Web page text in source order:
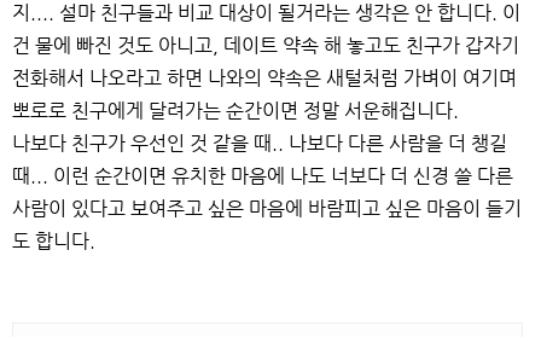
지.... 설마 친구들과 비교 대상이 될거라는 생각은 안 합니다. 이
건 물에 빠진 것도 아니고, 데이트 약속 해 놓고도 친구가 갑자기
전화해서 나오라고 하면 나와의 약속은 새털처럼 가벼이 여기며
뽀로로 친구에게 달려가는 순간이면 정말 서운해집니다.
나보다 친구가 우선인 것 같을 때.. 나보다 다른 사람을 더 챙길
때... 이런 순간이면 유치한 마음에 나도 너보다 더 신경 쓸 다른
사람이 있다고 보여주고 싶은 마음에 바람피고 싶은 마음이 들기
도 합니다.